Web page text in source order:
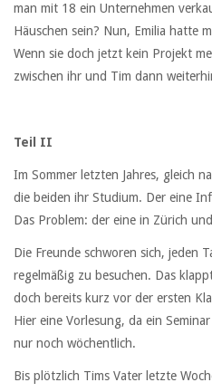
man mit 18 ein Unternehmen
Häuschen sein? Nun, Emilia hatte
Wenn sie doch jetzt kein Projekt
zwischen ihr und Tim dann
Teil II
Im Sommer letzten Jahres, gleich
die beiden ihr Studium. Der eine
Das Problem: der eine in Zürich
Die Freunde schworen sich, jeden
regelmäßig zu besuchen. Das
doch bereits kurz vor der ersten
Hier eine Vorlesung, da ein
nur noch wöchentlich.
Bis plötzlich Tims Vater letzte